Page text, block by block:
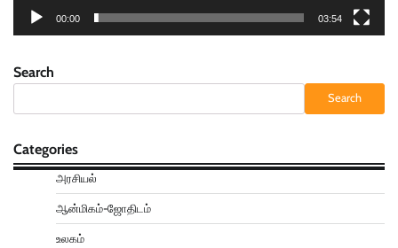
00:00 03:54
Search
Search
Categories
அரசியல்
ஆன்மிகம்-ஜோதிடம்
உலகம்